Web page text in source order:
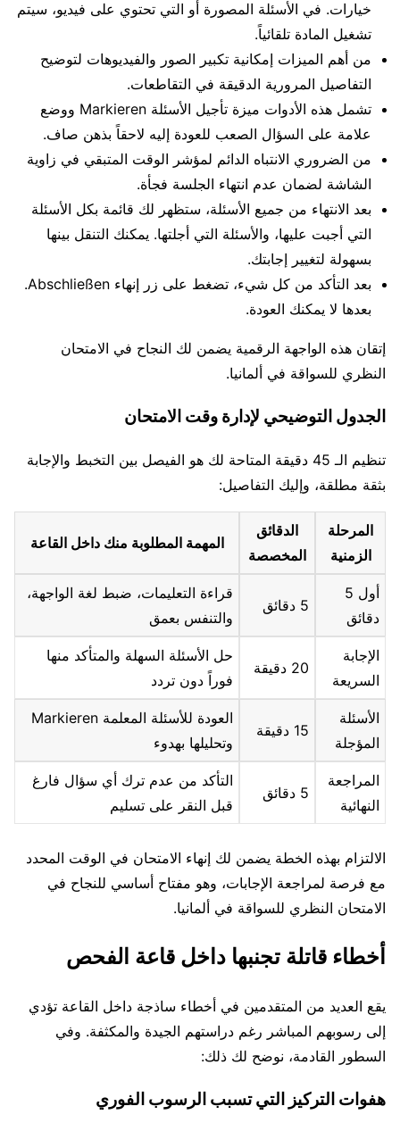
خيارات. في الأسئلة المصورة أو التي تحتوي على فيديو، سيتم
تشغيل المادة تلقائياً.
من أهم الميزات إمكانية تكبير الصور والفيديوهات لتوضيح
التفاصيل المرورية الدقيقة في التقاطعات.
تشمل هذه الأدوات ميزة تأجيل الأسئلة Markieren ووضع
علامة على السؤال الصعب للعودة إليه لاحقاً بذهن صاف.
من الضروري الانتباه الدائم لمؤشر الوقت المتبقي في زاوية
الشاشة لضمان عدم انتهاء الجلسة فجأة.
بعد الانتهاء من جميع الأسئلة، ستظهر لك قائمة بكل الأسئلة
التي أجبت عليها، والأسئلة التي أجلتها. يمكنك التنقل بينها
بسهولة لتغيير إجابتك.
بعد التأكد من كل شيء، تضغط على زر إنهاء Abschließen.
بعدها لا يمكنك العودة.
إتقان هذه الواجهة الرقمية يضمن لك النجاح في الامتحان
النظري للسواقة في ألمانيا.
الجدول التوضيحي لإدارة وقت الامتحان
تنظيم الـ 45 دقيقة المتاحة لك هو الفيصل بين التخبط والإجابة
بثقة مطلقة، وإليك التفاصيل:
المرحلة
الزمنية
الدقائق
المخصصة
المهمة المطلوبة منك داخل القاعة
أول 5
دقائق
5 دقائق
قراءة التعليمات، ضبط لغة الواجهة،
والتنفس بعمق
الإجابة
السريعة
20 دقيقة
حل الأسئلة السهلة والمتأكد منها
فوراً دون تردد
الأسئلة
المؤجلة
15 دقيقة
العودة للأسئلة المعلمة Markieren
وتحليلها بهدوء
المراجعة
النهائية
5 دقائق
التأكد من عدم ترك أي سؤال فارغ
قبل النقر على تسليم
الالتزام بهذه الخطة يضمن لك إنهاء الامتحان في الوقت المحدد
مع فرصة لمراجعة الإجابات، وهو مفتاح أساسي للنجاح في
الامتحان النظري للسواقة في ألمانيا.
أخطاء قاتلة تجنبها داخل قاعة الفحص
يقع العديد من المتقدمين في أخطاء ساذجة داخل القاعة تؤدي
إلى رسوبهم المباشر رغم دراستهم الجيدة والمكثفة. وفي
السطور القادمة، نوضح لك ذلك:
هفوات التركيز التي تسبب الرسوب الفوري